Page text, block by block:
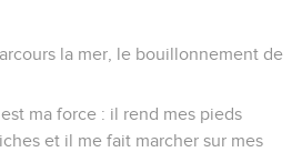
la mer, le bouillonnement de
ma force : il rend mes pieds
et il me fait marcher sur mes